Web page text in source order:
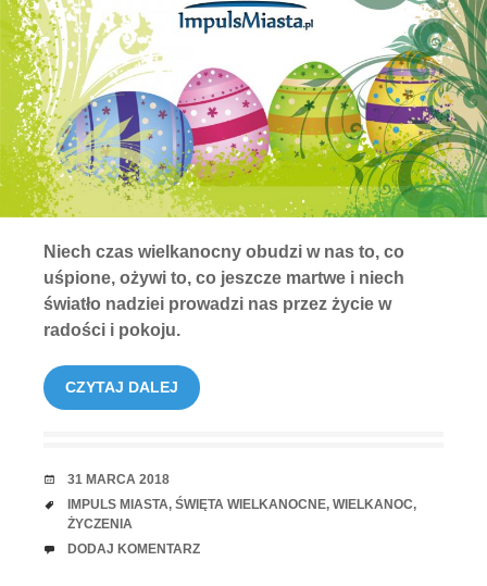
Niech czas wielkanocny obudzi w nas to, co
uśpione, ożywi to, co jeszcze martwe i niech
światło nadziei prowadzi nas przez życie w
radości i pokoju.
CZYTAJ DALEJ
RANDKA
31 MARCA 2018
TAGI
IMPULS MIASTA, ŚWIĘTA WIELKANOCNE, WIELKANOC,
ŻYCZENIA
UWAGI
DODAJ KOMENTARZ